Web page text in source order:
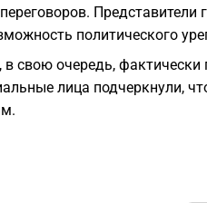
политического
свою очередь,
лица подчеркнули,